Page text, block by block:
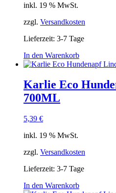
inkl. 19 % MwSt.
zzgl. Versandkosten
Lieferzeit: 3-7 Tage
In den Warenkorb
Karlie Eco
700ML
5,39 €
inkl. 19 % MwSt.
zzgl. Versandkosten
Lieferzeit: 3-7 Tage
In den Warenkorb